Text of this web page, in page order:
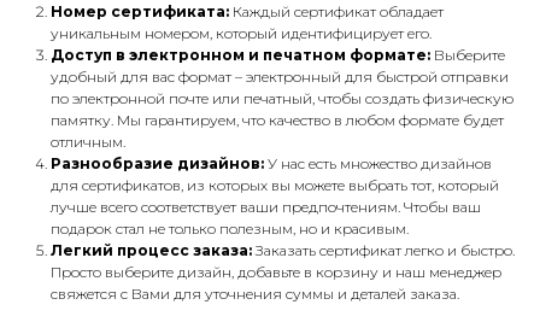
Номер сертификата: Каждый сертификат обладает
уникальным номером, который идентифицирует его.
Доступ в электронном и печатном формате: Выберите
удобный для вас формат – электронный для быстрой отправки
по электронной почте или печатный, чтобы создать физическую
памятку. Мы гарантируем, что качество в любом формате будет
отличным.
Разнообразие дизайнов: У нас есть множество дизайнов
для сертификатов, из которых вы можете выбрать тот, который
лучше всего соответствует ваши предпочтениям. Чтобы ваш
подарок стал не только полезным, но и красивым.
Легкий процесс заказа:Заказать сертификат легко и быстро.
Просто выберите дизайн, добавьте в корзину и наш менеджер
свяжется с Вами для уточнения суммы и деталей заказа.